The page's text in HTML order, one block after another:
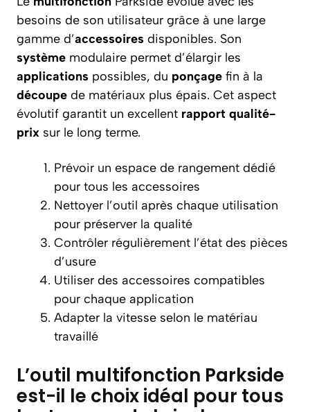
besoins de son utilisateur grâce à une large
gamme d’accessoires disponibles. Son
système modulaire permet d’élargir les
applications possibles, du ponçage fin à la
découpe de matériaux plus épais. Cet aspect
évolutif garantit un excellent rapport qualité-
prix sur le long terme.
Prévoir un espace de rangement dédié
pour tous les accessoires
Nettoyer l’outil après chaque utilisation
pour préserver la qualité
Contrôler régulièrement l’état des pièces
d’usure
Utiliser des accessoires compatibles
pour chaque application
Adapter la vitesse selon le matériau
travaillé
L’outil multifonction Parkside
est-il le choix idéal pour tous